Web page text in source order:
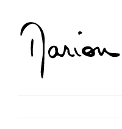
contenu